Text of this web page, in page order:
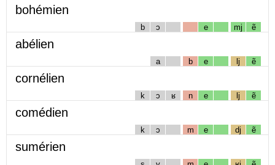
bohémien
b ɔ e mj ẽ
abélien
a b e lj ẽ
cornélien
k ɔ ʁ n e lj ẽ
comédien
k ɔ m e dj ẽ
sumérien